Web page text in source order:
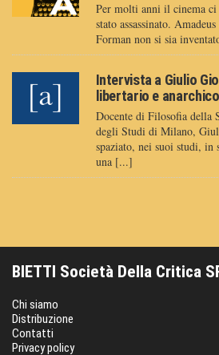
Per molti anni il cinema ci
stato assassinato.
Forman non si sia
Intervista a Giulio
libertario e anarchico
Docente di Filosofia della
degli Studi di Milano,
spaziato, nei suoi studi, in
una [...]
BIETTI Società Della Critica
Chi siamo
Distribuzione
Contatti
Privacy policy